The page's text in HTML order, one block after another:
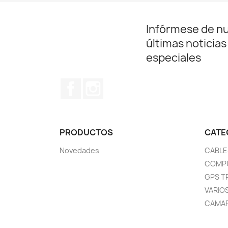
Infórmese de
últimas
especiales
PRODUCTOS
Novedades
GPS